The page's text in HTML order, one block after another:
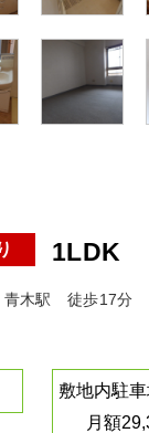
1LDK
木駅 徒歩17分
敷地内駐
月額